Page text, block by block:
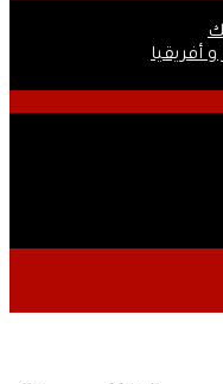
أفريقيا